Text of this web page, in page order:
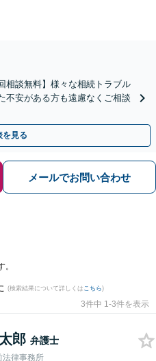
相談無料】様々な相続トラブル
不安がある方も遠慮なくご相談
を見る
メールでお問い合わせ
(検索結果について詳しくは こちら)
3件中 1-3件を表示
郎 弁護士
法律事務所